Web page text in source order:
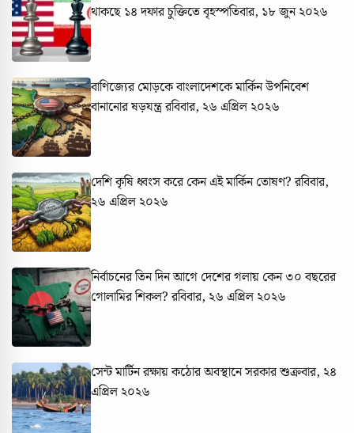
থাকছে ১৪ দফার চুক্তিতেবৃহস্পতিবার, ১৮ জুন ২০২৬
বাণিজ্যের মোড়কে বাংলাদেশকে মার্কিন উপনিবেশ
বানানোর ষড়যন্ত্ররবিবার, ২৬ এপ্রিল ২০২৬
দেশি কৃষি ধ্বংস করে কেন এই মার্কিন তোষণ? রবিবার,
২৬ এপ্রিল ২০২৬
নির্বাচনের তিন দিন আগে দেশের গলায় কেন ৩০ বছরের
গোলামির শিকল? রবিবার, ২৬ এপ্রিল ২০২৬
সেন্ট মার্টিন রক্ষায় কঠোর অবস্থানে সরকারশুক্রবার, ২৪
এপ্রিল ২০২৬